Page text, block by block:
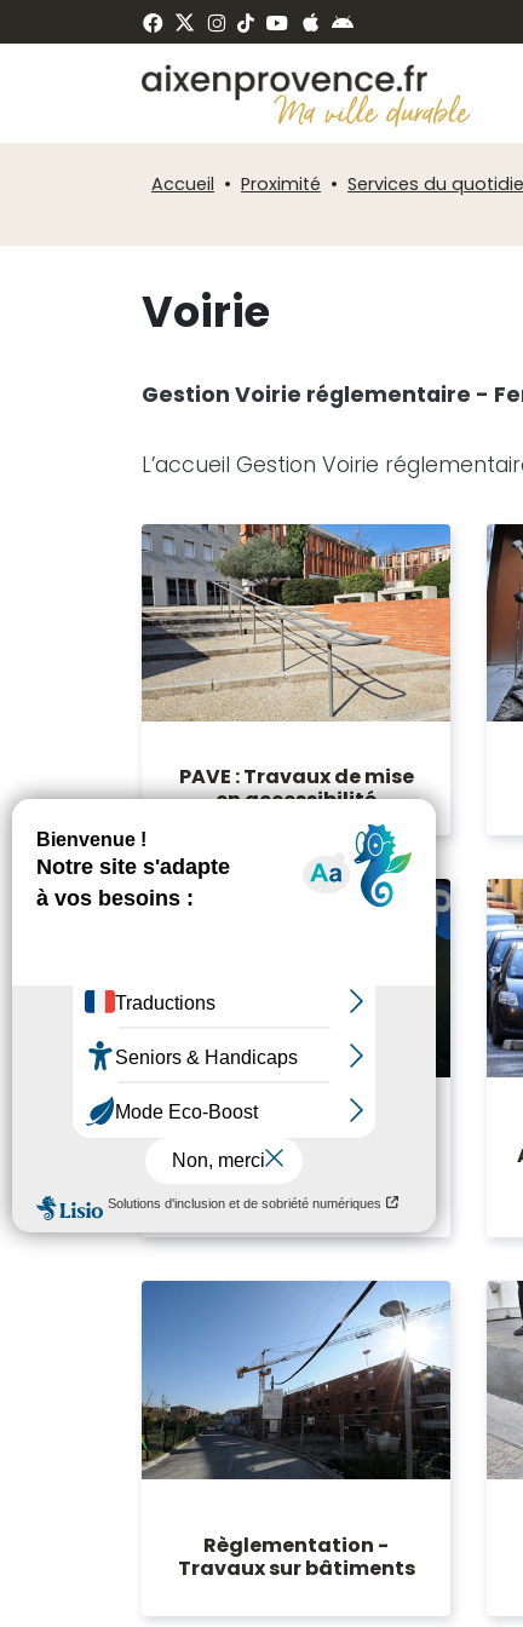
Accueil Proximité Services du
Voirie
Gestion Voirie réglementaire -
L’accueil Gestion Voirie
PAVE : Travaux de mise
en accessibilité
gestion du
stationnement en
surface
Règlementation -
Travaux sur bâtiments
de
Panneau de gestion des cookies